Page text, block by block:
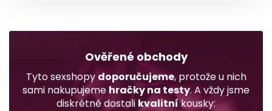
Ověřené obchody
Tyto sexshopy doporučujeme, protože u nich
sami nakupujeme hračky na testy. A vždy jsme
diskrétně dostali kvalitníkousky: